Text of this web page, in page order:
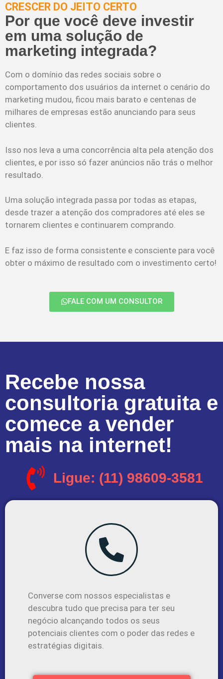
CRESCER DO JEITO CERTO
Por que você deve investir
em uma solução de
marketing integrada?
Com o domínio das redes sociais sobre o
comportamento dos usuários da internet o cenário do
marketing mudou, ficou mais barato e centenas de
milhares de empresas estão anunciando para seus
clientes.
Isso nos leva a uma concorrência alta pela atenção dos
clientes, e por isso só fazer anúncios não trás o melhor
resultado.
Uma solução integrada passa por todas as etapas,
desde trazer a atenção dos compradores até eles se
tornarem clientes e continuarem comprando.
E faz isso de forma consistente e consciente para você
obter o máximo de resultado com o investimento certo!
FALE COM UM CONSULTOR
Recebe nossa
consultoria gratuita e
comece a vender
mais na internet!
Ligue: (11) 98609-3581
Converse com nossos especialistas e
descubra tudo que precisa para ter seu
negócio alcançando todos os seus
potenciais clientes com o poder das redes e
estratégias digitais.